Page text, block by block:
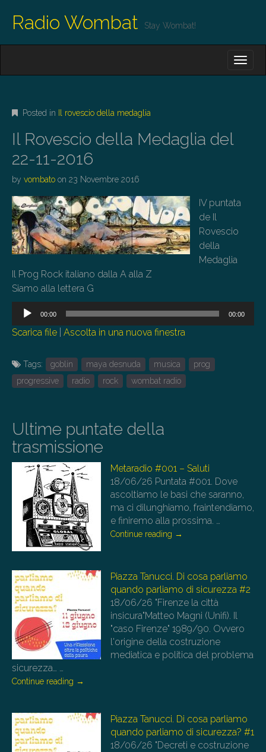
Radio Wombat Stay Wombat!
M
E
N
U
C
E
N
T
Posted in Il rovescio della medaglia
Il Rovescio della Medaglia del
22-11-2016
by vombato on 23 Novembre 2016
IV puntata
de Il
Rovescio
della
Medaglia
Il Prog Rock italiano dalla A alla Z
Siamo alla lettera G
Audio
00:00 00:00
Scarica file Ascolta in una nuova finestra
Tags: goblin maya desnuda musica
prog
progressive
radio rock wombat radio
Ultime puntate della
trasmissione
Metaradio #001 – Saluti
18/06/26 Puntata #001. Dove
ascoltiamo le basi che saranno,
ma ci dilunghiamo, fraintendiamo,
e finiremo alla prossima. …
Continue reading →
Piazza Tanucci. Di cosa parliamo
quando parliamo di sicurezza #2
18/06/26 "Firenze la città
insicura"Matteo Magni (Unifi). Il
"caso Firenze" 1989/90. Ovvero
l'origine della costruzione
mediatica e politica del problema
sicurezza… …
Continue reading →
Piazza Tanucci. Di cosa parliamo
quando parliamo di sicurezza? #1
18/06/26 "Decreti e costruzione